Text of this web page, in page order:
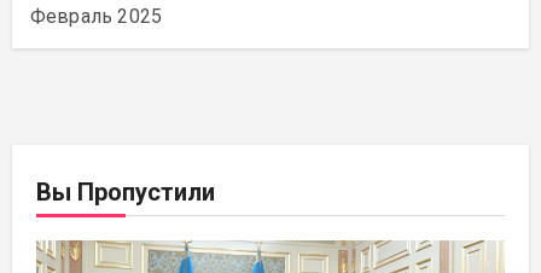
Февраль 2025
Вы Пропустили